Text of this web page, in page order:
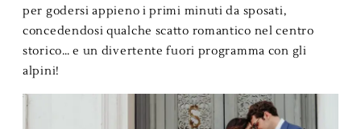
per godersi appieno i primi minuti da sposati,
concedendosi qualche scatto romantico nel centro
storico… e un divertente fuori programma con gli
alpini!